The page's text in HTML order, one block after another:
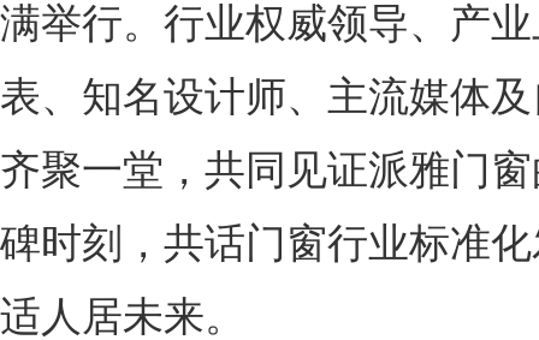
满举行。行业权威领导、产
表、知名设计师、主流媒体
齐聚一堂，共同见证派雅门
碑时刻，共话门窗行业标准
适人居未来。